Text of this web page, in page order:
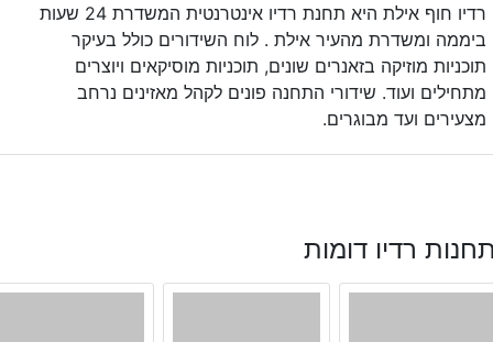
רדיו חוף אילת היא תחנת רדיו אינטרנטית המשדרת 24 שעות
ביממה ומשדרת מהעיר אילת . לוח השידורים כולל בעיקר
תוכניות מוזיקה בזאנרים שונים, תוכניות מוסיקאים ויוצרים
מתחילים ועוד. שידורי התחנה פונים לקהל מאזינים נרחב
מצעירים ועד מבוגרים.
רדיו דומות